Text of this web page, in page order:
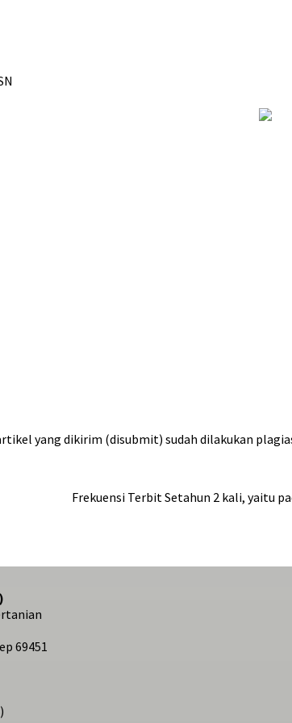
yang dikirim (disubmit) sudah dilakukan
Frekuensi Terbit Setahun 2 kali, yaitu
69451